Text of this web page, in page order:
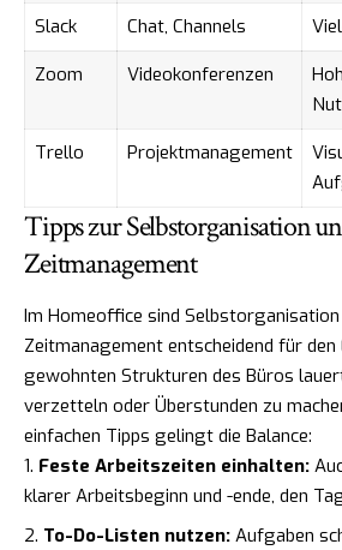
Slack Chat, Channels
Zoom
Videokonferenzen
Trello
Projektmanagement
Tipps zur Selbstorganisation
Zeitmanagement
Im Homeoffice sind
Zeitmanagement entscheidend für den
gewohnten Strukturen des Büros
verzetteln oder Überstunden zu
einfachen Tipps gelingt die Balance:
Feste Arbeitszeiten einhalten:
klarer Arbeitsbeginn und -ende, den
To-Do-Listen nutzen: Aufgaben